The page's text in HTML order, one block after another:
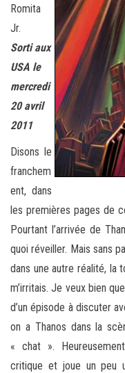
Romita
Jr.
Sorti aux
USA le
mercredi
20 avril
2011
Disons le
franchem
ent, dans
les premières pages de
Pourtant l’arrivée de
quoi réveiller. Mais sans
dans une autre réalité, la
m’irritais. Je veux bien
d’un épisode à discuter
on a Thanos dans la
« chat ».
critique et joue un peu